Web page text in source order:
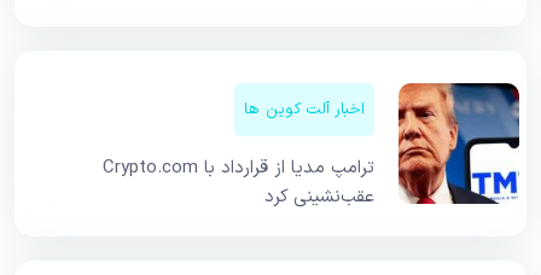
اخبار آلت کوین ها
ترامپ مدیا از قرارداد با Crypto.com
عقب‌نشینی کرد